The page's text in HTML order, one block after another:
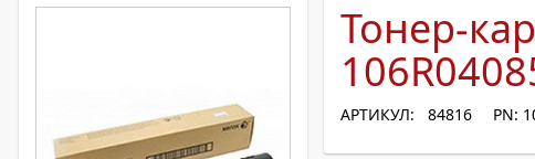
РАЗОВЫЕ РЕМОНТЫ
АРЕНДА ОБОРУДОВАНИЯ
Тонер-
АРТИКУЛ: 84816 PN: